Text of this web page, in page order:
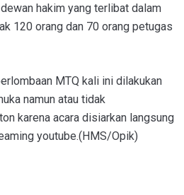
hakim yang terlibat dalam
120 orang dan 70 orang petugas
MTQ kali ini dilakukan
namun atau tidak
karena acara disiarkan langsung
youtube.(HMS/Opik)